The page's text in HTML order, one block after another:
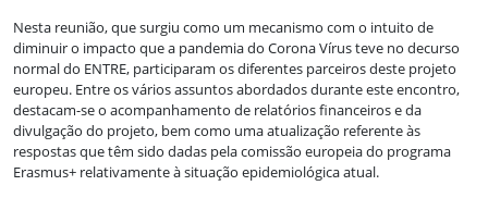
Nesta reunião, que surgiu como um mecanismo com o intuito de
diminuir o impacto que a pandemia do Corona Vírus teve no decurso
normal do ENTRE, participaram os diferentes parceiros deste projeto
europeu. Entre os vários assuntos abordados durante este encontro,
destacam-se o acompanhamento de relatórios financeiros e da
divulgação do projeto, bem como uma atualização referente às
respostas que têm sido dadas pela comissão europeia do programa
Erasmus+ relativamente à situação epidemiológica atual.